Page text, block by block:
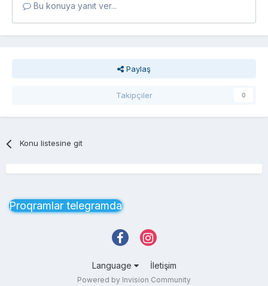
Bu konuya yanıt ver...
Paylaş
Takipçiler 0
Konu listesine git
Proqramlar telegramda
Language İletişim
Powered by Invision Community